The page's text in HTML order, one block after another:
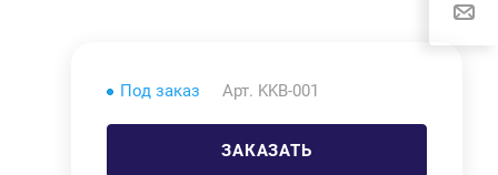
Под заказ Арт. KKB-001
ЗАКАЗАТЬ